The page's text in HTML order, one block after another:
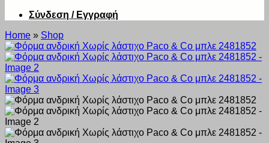
Σύνδεση / Εγγραφή
Home » Shop